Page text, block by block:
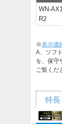
WN-
R2
※表示価
A、ソフ
を、保守
ご覧くだ
特長